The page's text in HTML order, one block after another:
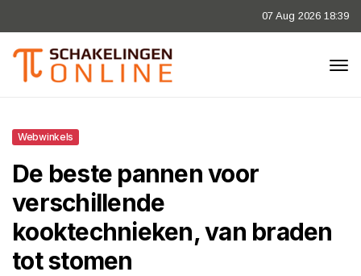
07 Aug 2026 18:39
Webwinkels
De beste pannen voor
verschillende
kooktechnieken, van braden
tot stomen